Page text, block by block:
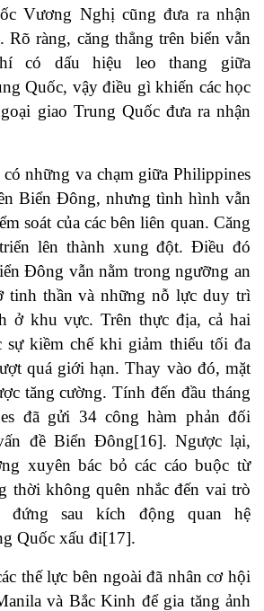
Vương Nghị cũng đưa ra nhận
. Rõ ràng, căng thẳng trên biển vẫn
có dấu hiệu leo thang giữa
Quốc, vậy điều gì khiến các học
giao Trung Quốc đưa ra nhận
những va chạm giữa Philippines
Biển Đông, nhưng tình hình vẫn
soát của các bên liên quan. Căng
lên thành xung đột. Điều đó
Đông vẫn nằm trong ngưỡng an
tinh thần và những nỗ lực duy trì
ở khu vực. Trên thực địa, cả hai
sự kiềm chế khi giảm thiểu tối đa
quá giới hạn. Thay vào đó, mặt
tăng cường. Tính đến đầu tháng
đã gửi 34 công hàm phản đối
đề Biển Đông[16]. Ngược lại,
xuyên bác bỏ các cáo buộc từ
thời không quên nhắc đến vai trò
đứng sau kích động quan hệ
Quốc xấu đi[17].
thế lực bên ngoài đã nhân cơ hội
và Bắc Kinh để gia tăng ảnh